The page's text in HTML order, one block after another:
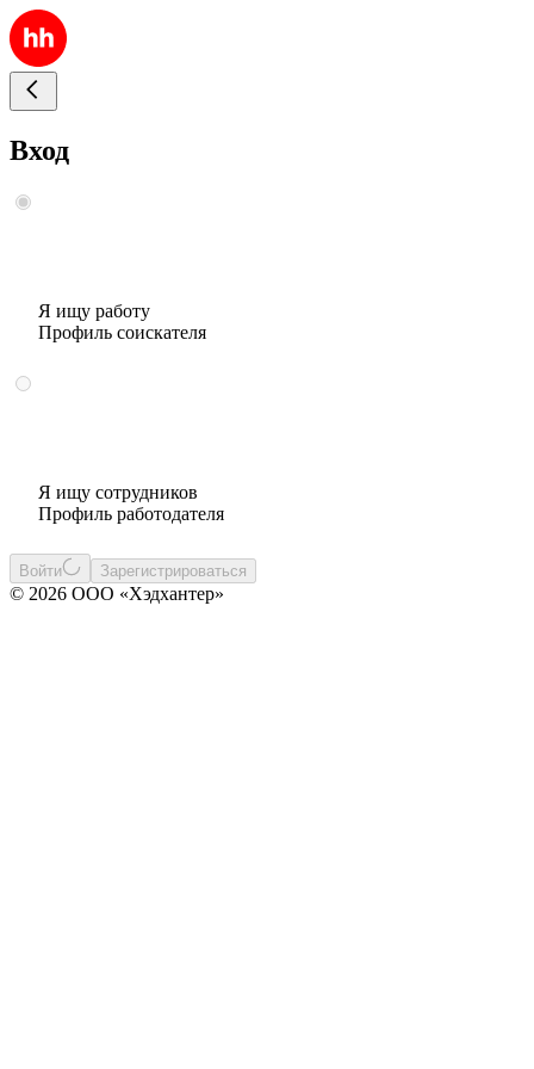
Вход
Я ищу работу
Профиль соискателя
Я ищу сотрудников
Профиль работодателя
Войти Зарегистрироваться
© 2026 ООО «Хэдхантер»